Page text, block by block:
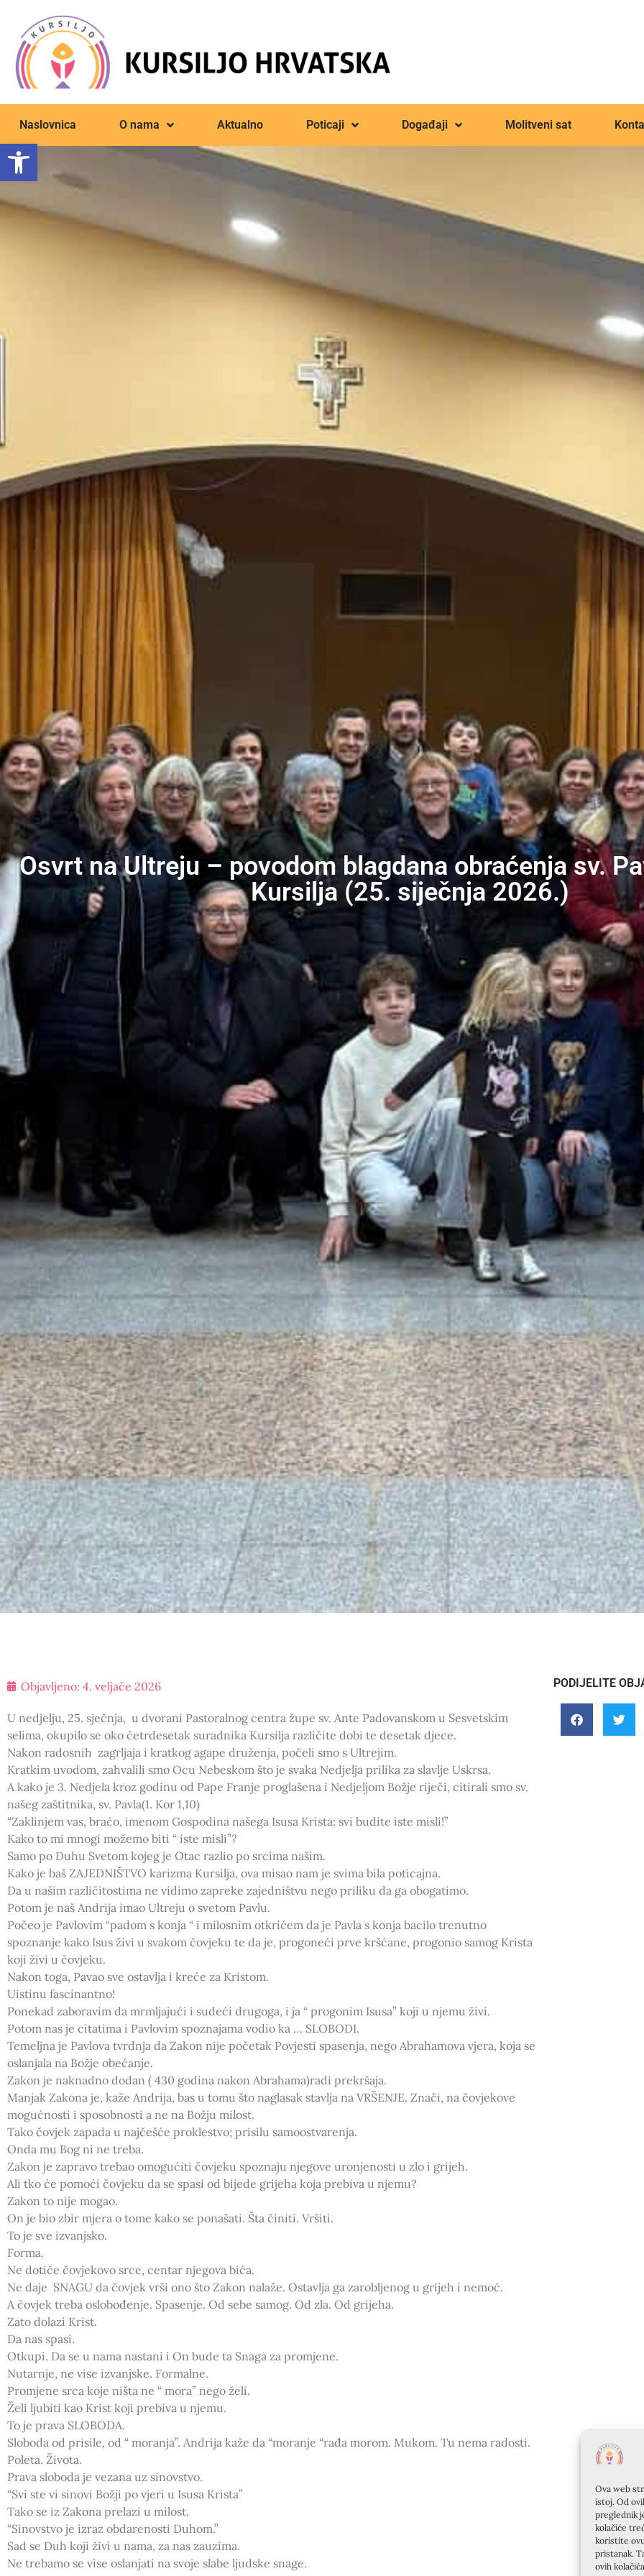
Open toolbar
Ova web
istoj. Od
preglednik
kolačiće
koristite
pristanak.
ovih
Naslovnica O nama Aktualno Poticaji Događaji Molitveni sat
Osvrt na Ultreju – povodom blagdana obraćenja sv.
Kursilja (25. siječnja 2026.)
Objavljeno: 4. veljače 2026
U nedjelju, 25. sječnja, u dvorani Pastoralnog centra župe sv. Ante Padovanskom u Sesvetskim
selima, okupilo se oko četrdesetak suradnika Kursilja različite dobi te desetak djece.
Nakon radosnih zagrljaja i kratkog agape druženja, počeli smo s Ultrejim.
Kratkim uvodom, zahvalili smo Ocu Nebeskom što je svaka Nedjelja prilika za slavlje Uskrsa.
A kako je 3. Nedjela kroz godinu od Pape Franje proglašena i Nedjeljom Božje riječi, citirali smo sv.
našeg zaštitnika, sv. Pavla(1. Kor 1,10)
“Zaklinjem vas, braćo, imenom Gospodina našega Isusa Krista: svi budite iste misli!”
Kako to mi mnogi možemo biti “ iste misli”?
Samo po Duhu Svetom kojeg je Otac razlio po srcima našim.
Kako je baš ZAJEDNIŠTVO karizma Kursilja, ova misao nam je svima bila poticajna.
Da u našim različitostima ne vidimo zapreke zajedništvu nego priliku da ga obogatimo.
Potom je naš Andrija imao Ultreju o svetom Pavlu.
Počeo je Pavlovim “padom s konja “ i milosnim otkrićem da je Pavla s konja bacilo trenutno
spoznanje kako Isus živi u svakom čovjeku te da je, progoneći prve kršćane, progonio samog Krista
koji živi u čovjeku.
Nakon toga, Pavao sve ostavlja i kreće za Kristom.
Uistinu fascinantno!
Ponekad zaboravim da mrmljajući i sudeći drugoga, i ja “ progonim Isusa” koji u njemu živi.
Potom nas je citatima i Pavlovim spoznajama vodio ka … SLOBODI.
Temeljna je Pavlova tvrdnja da Zakon nije početak Povjesti spasenja, nego Abrahamova vjera, koja se
oslanjala na Božje obećanje.
Zakon je naknadno dodan ( 430 godina nakon Abrahama)radi prekršaja.
Manjak Zakona je, kaže Andrija, bas u tomu što naglasak stavlja na VRŠENJE. Znači, na čovjekove
mogućnosti i sposobnosti a ne na Božju milost.
Tako čovjek zapada u najčešće proklestvo; prisilu samoostvarenja.
Onda mu Bog ni ne treba.
Zakon je zapravo trebao omogućiti čovjeku spoznaju njegove uronjenosti u zlo i grijeh.
Ali tko će pomoći čovjeku da se spasi od bijede grijeha koja prebiva u njemu?
Zakon to nije mogao.
On je bio zbir mjera o tome kako se ponašati. Šta činiti. Vršiti.
To je sve izvanjsko.
Forma.
Ne dotiče čovjekovo srce, centar njegova bića.
Ne daje SNAGU da čovjek vrši ono što Zakon nalaže. Ostavlja ga zarobljenog u grijeh i nemoć.
A čovjek treba oslobođenje. Spasenje. Od sebe samog. Od zla. Od grijeha.
Zato dolazi Krist.
Da nas spasi.
Otkupi. Da se u nama nastani i On bude ta Snaga za promjene.
Nutarnje, ne vise izvanjske. Formalne.
Promjene srca koje ništa ne “ mora” nego želi.
Želi ljubiti kao Krist koji prebiva u njemu.
To je prava SLOBODA.
Sloboda od prisile, od “ moranja”. Andrija kaže da “moranje “rađa morom. Mukom. Tu nema radosti.
Poleta. Života.
Prava sloboda je vezana uz sinovstvo.
“Svi ste vi sinovi Božji po vjeri u Isusa Krista”
Tako se iz Zakona prelazi u milost.
“Sinovstvo je izraz obdarenosti Duhom.”
Sad se Duh koji živi u nama, za nas zauzima.
Ne trebamo se vise oslanjati na svoje slabe ljudske snage.
PODIJELITE